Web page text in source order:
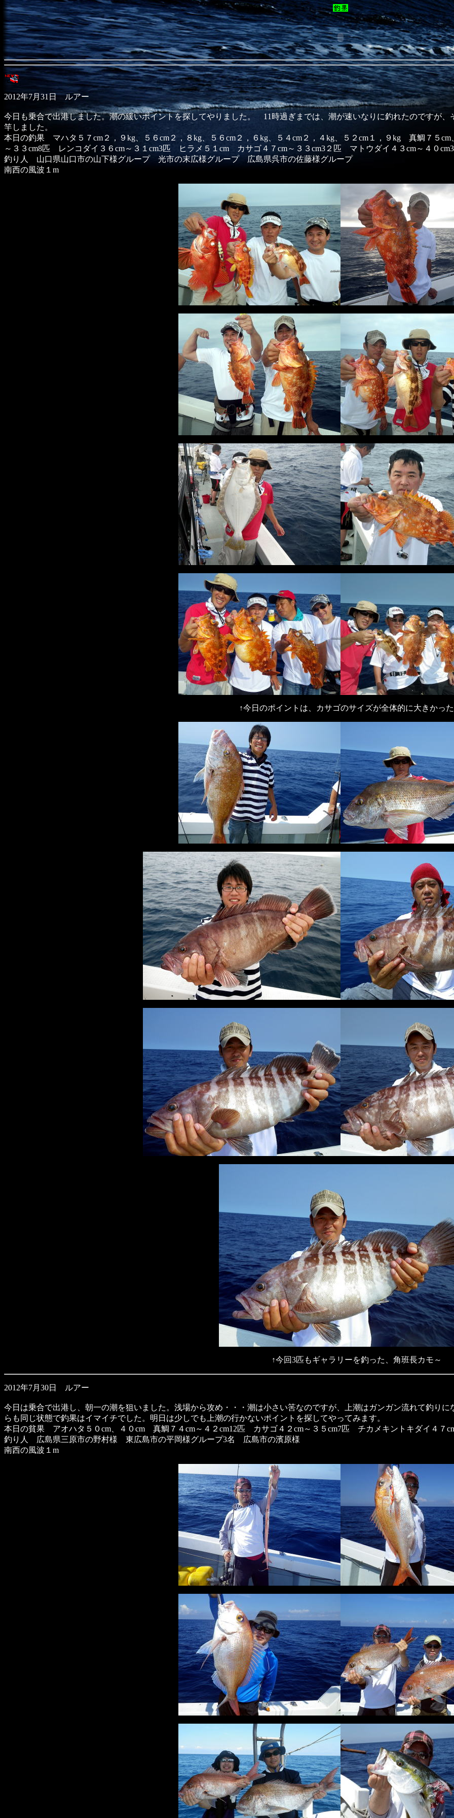
2012年7月31日 ルアー
今日も乗合で出港しました。潮の緩いポイントを探してやりました。 11時過ぎまでは、潮が速いなりに釣れたのですが
竿しました。
本日の釣果 マハタ５７cm２，９kg、５６cm２，８kg、５６cm２，６kg、５４cm２，４kg、５２cm１，９kg 真鯛７５
～３３cm8匹 レンコダイ３６cm～３１cm3匹 ヒラメ５１cm カサゴ４７cm～３３cm3２匹 マトウダイ４３cm～４０
釣り人 山口県山口市の山下様グループ 光市の末広様グループ 広島県呉市の佐藤様グループ
南西の風波１m
↑今日のポイントは、カサゴのサイズが全体的に大きかったカ
↑今回3匹もギャラリーを釣った、角班長カモ～
2012年7月30日 ルアー
今日は乗合で出港し、朝一の潮を狙いました。浅場から攻め・・・潮は小さい筈なのですが、上潮はガンガン流れて釣り
らも同じ状態で釣果はイマイチでした。明日は少しでも上潮の行かないポイントを探してやってみます。
本日の貧果 アオハタ５０cm、４０cm 真鯛７４cm～４２cm12匹 カサゴ４２cm～３５cm7匹 チカメキントキダイ４
釣り人 広島県三原市の野村様 東広島市の平岡様グループ3名 広島市の濱原様
南西の風波１m